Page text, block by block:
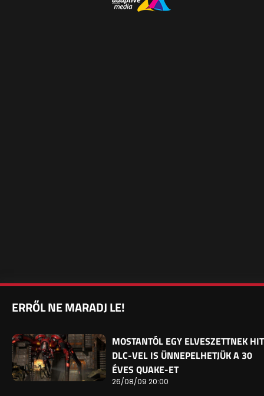
ERRŐL NE MARADJ LE!
MOSTANTÓL EGY ELVESZETTNEK
DLC-VEL IS ÜNNEPELHETJÜK A 30
ÉVES QUAKE-ET
26/08/09 20:00